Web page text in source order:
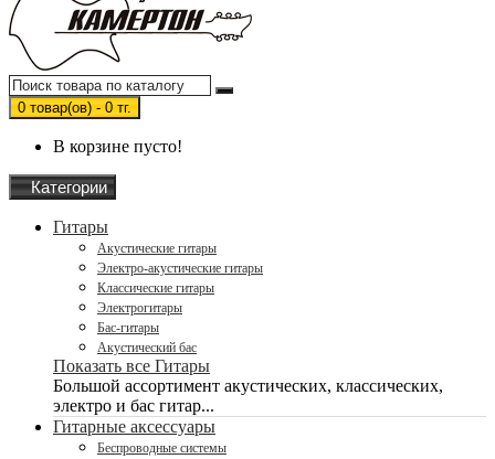
0 товар(ов) - 0 тг.
В корзине пусто!
Категории
Гитары
Акустические гитары
Электро-акустические гитары
Классические гитары
Электрогитары
Бас-гитары
Акустический бас
Показать все Гитары
Большой ассортимент акустических, классических,
электро и бас гитар...
Гитарные аксессуары
Беспроводные системы